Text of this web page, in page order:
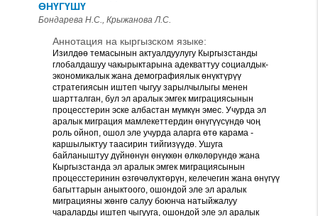
ӨНҮГҮШҮ
Бондарева Н.С., Крыжанова Л.С.
Аннотация на кыргызском языке:
Изилдөө темасынын актуалдуулугу Кыргызстанды
глобалдашуу чакырыктарына адекваттуу социалдык-
экономикалык жана демографиялык өнүктүрүү
стратегиясын иштеп чыгуу зарылчылыгы менен
шартталган, бул эл аралык эмгек миграциясынын
процесстерин эске албастан мүмкүн эмес. Учурда эл
аралык миграция мамлекеттердин өнүгүүсүндө чоң
роль ойноп, ошол эле учурда аларга өтө карама -
каршылыктуу таасирин тийгизүүдө. Ушуга
байланыштуу дүйнөнүн өнүккөн өлкөлөрүндө жана
Кыргызстанда эл аралык эмгек миграциясынын
процесстеринин өзгөчөлүктөрүн, келечегин жана өнүгүү
багыттарын аныктоого, ошондой эле эл аралык
миграцияны жөнгө салуу боюнча натыйжалуу
чараларды иштеп чыгууга, ошондой эле эл аралык